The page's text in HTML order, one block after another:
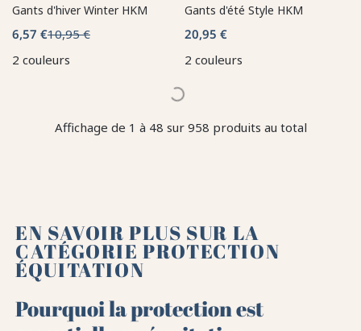
Gants d'hiver Winter HKM
6,57 €10,95 €
2 couleurs
Gants d'été Style HKM
20,95 €
2 couleurs
Affichage de 1 à 48 sur 958 produits au total
EN SAVOIR PLUS SUR LA
CATÉGORIE PROTECTION
ÉQUITATION
Pourquoi la protection est